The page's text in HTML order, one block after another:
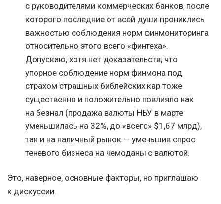
с руководителями коммерческих банков, после
которого последние от всей души прониклись
важностью соблюдения норм финмониторинга
относительно этого всего «финтеха».
Допускаю, хотя нет доказательств, что
упорное соблюдение норм финмона под
страхом страшных библейских кар тоже
существенно и положительно повлияло как
на безнал (продажа валюты НБУ в марте
уменьшилась на 32%, до «всего» $1,67 млрд),
так и на наличный рынок — уменьшив спрос
теневого бизнеса на чемоданы с валютой.
Это, наверное, основные факторы, но приглашаю
к дискуссии.